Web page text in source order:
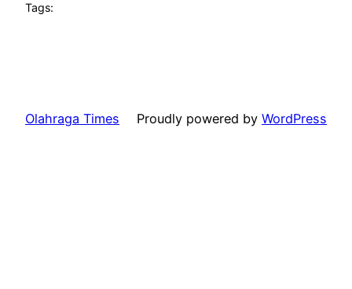
Tags:
Olahraga Times Proudly powered by WordPress